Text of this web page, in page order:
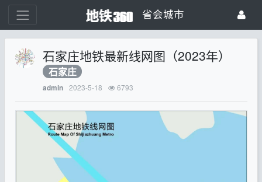
省会城市
石家庄地铁最新线网图（2023年）
石家庄
admin 2023-5-18 6793